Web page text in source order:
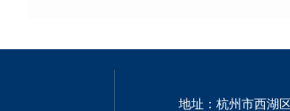
地址：杭州市西湖